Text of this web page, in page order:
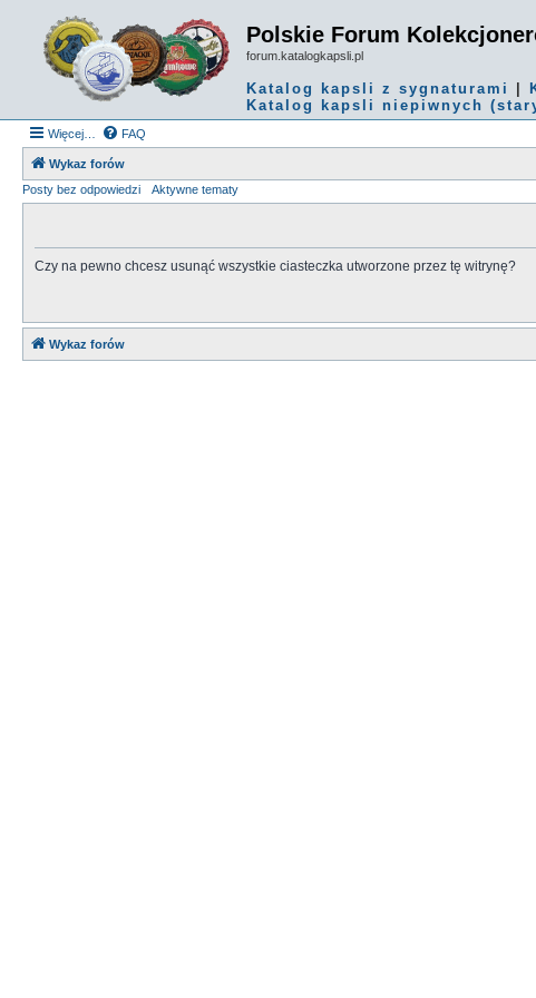
Polskie Forum
forum.katalogkapsli.pl
Katalog kapsli z sygnaturami
Katalog kapsli niepiwnych
Więcej… FAQ
Wykaz forów
Posty bez odpowiedzi
Aktywne tematy
Czy na pewno chcesz usunąć wszystkie ciasteczka utworzone przez tę witrynę?
Wykaz forów